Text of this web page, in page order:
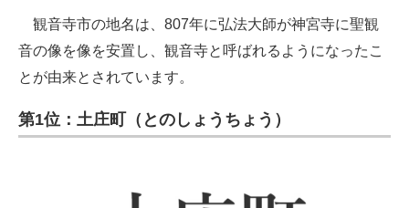
観音寺市の地名は、807年に弘法大師が神宮寺に聖観
音の像を像を安置し、観音寺と呼ばれるようになったこ
とが由来とされています。
第1位：土庄町（とのしょうちょう）